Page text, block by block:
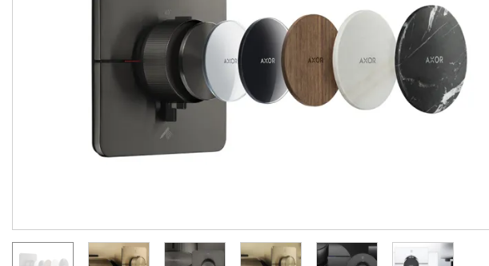
Перемикач AXOR
ShowerSelect ID
AXOR
Перемикач AXOR
ShowerSelect ID
Виробник:
AXOR
Перемикач AXOR
ShowerSelect ID
Виробник:
Колекція: